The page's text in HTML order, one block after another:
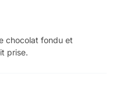
chocolat fondu et
prise.